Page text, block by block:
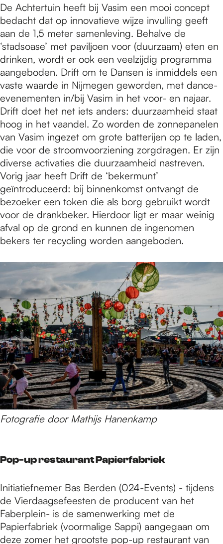
De Achtertuin heeft bij Vasim een mooi concept
bedacht dat op innovatieve wijze invulling geeft
aan de 1,5 meter samenleving. Behalve de
‘stadsoase’ met paviljoen voor (duurzaam) eten en
drinken, wordt er ook een veelzijdig programma
aangeboden. Drift om te Dansen is inmiddels een
vaste waarde in Nijmegen geworden, met dance-
evenementen in/bij Vasim in het voor- en najaar.
Drift doet het net iets anders: duurzaamheid staat
hoog in het vaandel. Zo worden de zonnepanelen
van Vasim ingezet om grote batterijen op te laden,
die voor de stroomvoorziening zorgdragen. Er zijn
diverse activaties die duurzaamheid nastreven.
Vorig jaar heeft Drift de ‘bekermunt’
geïntroduceerd: bij binnenkomst ontvangt de
bezoeker een token die als borg gebruikt wordt
voor de drankbeker. Hierdoor ligt er maar weinig
afval op de grond en kunnen de ingenomen
bekers ter recycling worden aangeboden.
Fotografie door Mathijs Hanenkamp
Pop-up restaurant Papierfabriek
Initiatiefnemer Bas Berden (024-Events) - tijdens
de Vierdaagsefeesten de producent van het
Faberplein- is de samenwerking met de
Papierfabriek (voormalige Sappi) aangegaan om
deze zomer het grootste pop-up restaurant van